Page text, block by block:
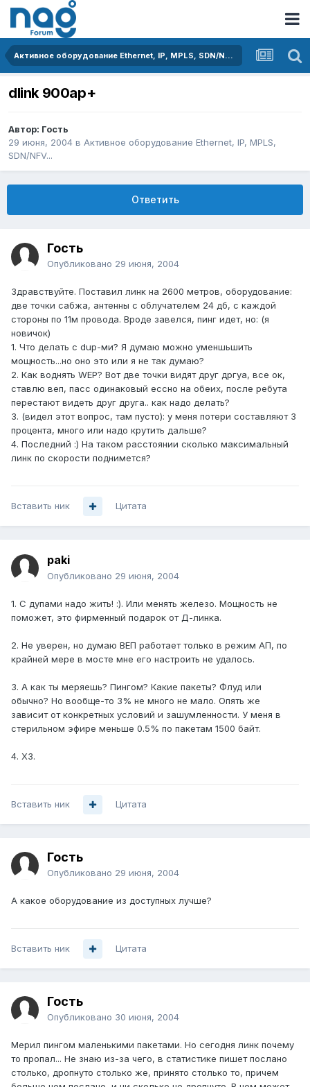
Активное оборудование Ethernet, IP, MPLS, SDN/NFV...
dlink 900ap+
Автор: Гость
29 июня, 2004 в Активное оборудование Ethernet, IP, MPLS,
SDN/NFV...
Ответить
Гость
Опубликовано 29 июня, 2004
Здравствуйте. Поставил линк на 2600 метров, оборудование:
две точки сабжа, антенны с облучателем 24 дб, с каждой
стороны по 11м провода. Вроде завелся, пинг идет, но: (я
новичок)
1. Что делать с dup-ми? Я думаю можно уменшьшить
мощность...но оно это или я не так думаю?
2. Как воднять WEP? Вот две точки видят друг дргуа, все ок,
ставлю веп, пасс одинаковый ессно на обеих, после ребута
перестают видеть друг друга.. как надо делать?
3. (видел этот вопрос, там пусто): у меня потери составляют 3
процента, много или надо крутить дальше?
4. Последний :) На таком расстоянии сколько максимальный
линк по скорости поднимется?
Вставить ник Цитата
paki
Опубликовано 29 июня, 2004
1. С дупами надо жить! :). Или менять железо. Мощность не
поможет, это фирменный подарок от Д-линка.
2. Не уверен, но думаю ВЕП работает только в режим АП, по
крайней мере в мосте мне его настроить не удалось.
3. А как ты меряешь? Пингом? Какие пакеты? Флуд или
обычно? Но вообще-то 3% не много не мало. Опять же
зависит от конкретных условий и зашумленности. У меня в
стерильном эфире меньше 0.5% по пакетам 1500 байт.
4. ХЗ.
Вставить ник Цитата
Гость
Опубликовано 29 июня, 2004
А какое оборудование из доступных лучше?
Вставить ник Цитата
Гость
Опубликовано 30 июня, 2004
Мерил пингом маленькими пакетами. Но сегодня линк почему
то пропал... Не знаю из-за чего, в статистике пишет послано
столько, дропнуто столько же, принято столько то, причем